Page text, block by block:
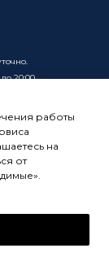
в смысле
и услуг
в
20:00
работы
на
от